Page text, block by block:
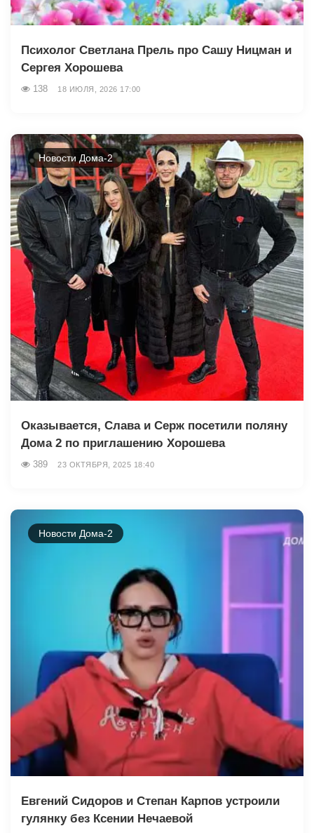
Психолог Светлана Прель про Сашу Ницман и
Сергея Хорошева
138 18 ИЮЛЯ, 2026 17:00
Новости Дома-2
Оказывается, Слава и Серж посетили поляну
Дома 2 по приглашению Хорошева
389 23 ОКТЯБРЯ, 2025 18:40
Новости Дома-2
Евгений Сидоров и Степан Карпов устроили
гулянку без Ксении Нечаевой